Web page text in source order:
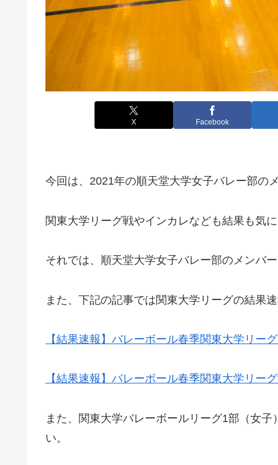
X Facebook
今回は、2021年の順天堂大学女子バレー部の
関東大学リーグ戦やインカレなども結果も気
それでは、順天堂大学女子バレー部のメンバ
また、下記の記事では関東大学リーグの結果
【結果速報】バレーボール春季関東大学リー
【結果速報】バレーボール春季関東大学リー
また、関東大学バレーボールリーグ1部（女
い。